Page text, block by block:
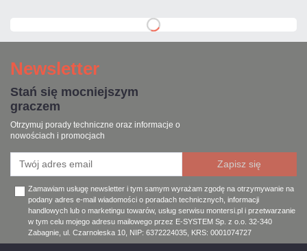
Newsletter
Stań się mocniejszym
graczem
Otrzymuj porady techniczne oraz informacje o
nowościach i promocjach
Zamawiam usługę newsletter i tym samym wyrażam zgodę na otrzymywanie na
podany adres e-mail wiadomości o poradach technicznych, informacji
handlowych lub o marketingu towarów, usług serwisu montersi.pl i przetwarzanie
w tym celu mojego adresu mailowego przez E-SYSTEM Sp. z o.o. 32-340
Zabagnie, ul. Czarnoleska 10, NIP: 6372224035, KRS: 0001074727